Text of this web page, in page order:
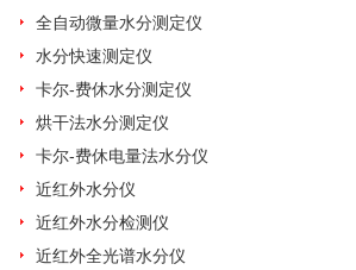
全自动微量水分测定仪
水分快速测定仪
卡尔-费休水分测定仪
烘干法水分测定仪
卡尔-费休电量法水分仪
近红外水分仪
近红外水分检测仪
近红外全光谱水分仪